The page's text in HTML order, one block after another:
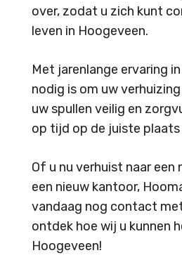
over, zodat u zich kunt
leven in Hoogeveen.
Met jarenlange ervaring
nodig is om uw
uw spullen veilig en
op tijd op de juiste
Of u nu verhuist naar
een nieuw kantoor,
vandaag nog contact
ontdek hoe wij u kunnen
Hoogeveen!